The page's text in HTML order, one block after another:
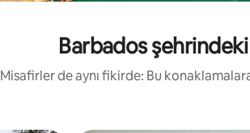
Barbados
Misafirler de aynı fikirde: Bu